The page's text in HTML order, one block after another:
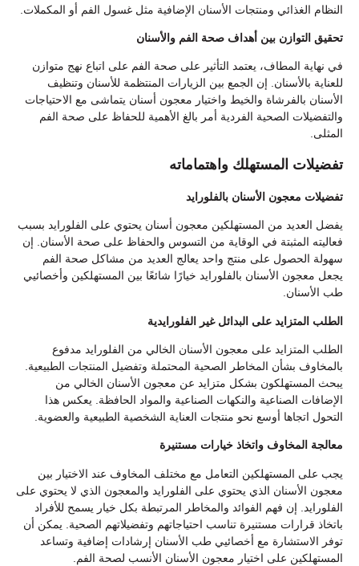
النظام الغذائي ومنتجات الأسنان الإضافية مثل غسول الفم أو المكملات.
تحقيق التوازن بين أهداف صحة الفم والأسنان
في نهاية المطاف، يعتمد التأثير على صحة الفم على اتباع نهج متوازن
للعناية بالأسنان. إن الجمع بين الزيارات المنتظمة للأسنان وتنظيف
الأسنان بالفرشاة والخيط واختيار معجون أسنان يتماشى مع الاحتياجات
والتفضيلات الصحية الفردية أمر بالغ الأهمية للحفاظ على صحة الفم
المثلى.
تفضيلات المستهلك واهتماماته
تفضيلات معجون الأسنان بالفلورايد
يفضل العديد من المستهلكين معجون أسنان يحتوي على الفلورايد بسبب
فعاليته المثبتة في الوقاية من التسوس والحفاظ على صحة الأسنان. إن
سهولة الحصول على منتج واحد يعالج العديد من مشاكل صحة الفم
يجعل معجون الأسنان بالفلورايد خيارًا شائعًا بين المستهلكين وأخصائيي
طب الأسنان.
الطلب المتزايد على البدائل غير الفلورايدية
الطلب المتزايد على معجون الأسنان الخالي من الفلورايد مدفوع
بالمخاوف بشأن المخاطر الصحية المحتملة وتفضيل المنتجات الطبيعية.
يبحث المستهلكون بشكل متزايد عن معجون الأسنان الخالي من
الإضافات الصناعية والنكهات الصناعية والمواد الحافظة. يعكس هذا
التحول اتجاها أوسع نحو منتجات العناية الشخصية الطبيعية والعضوية.
معالجة المخاوف واتخاذ خيارات مستنيرة
يجب على المستهلكين التعامل مع مختلف المخاوف عند الاختيار بين
معجون الأسنان الذي يحتوي على الفلورايد والمعجون الذي لا يحتوي على
الفلورايد. إن فهم الفوائد والمخاطر المرتبطة بكل خيار يسمح للأفراد
باتخاذ قرارات مستنيرة تناسب احتياجاتهم وتفضيلاتهم الصحية. يمكن أن
توفر الاستشارة مع أخصائيي طب الأسنان إرشادات إضافية وتساعد
المستهلكين على اختيار معجون الأسنان الأنسب لصحة الفم.